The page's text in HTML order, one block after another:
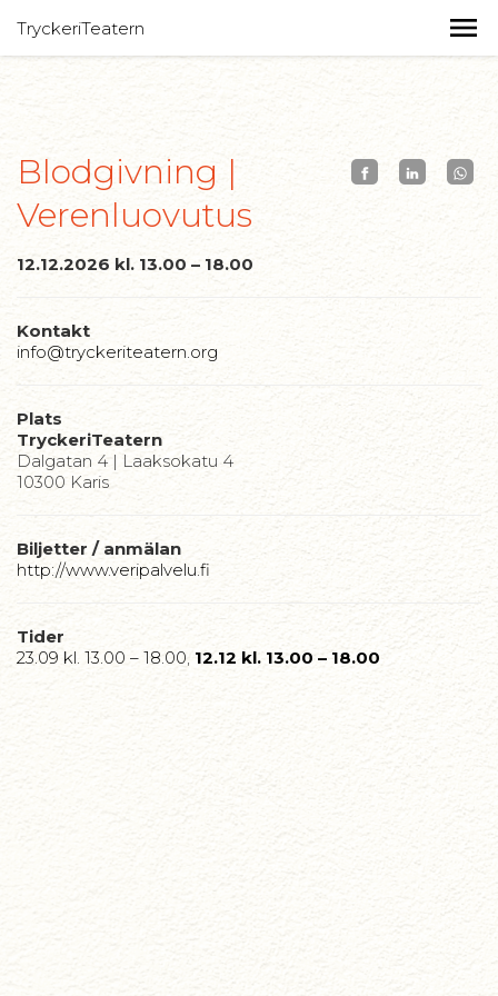
TryckeriTeatern
Blodgivning |
Verenluovutus
12.12.2026 kl. 13.00 – 18.00
Kontakt
info@tryckeriteatern.org
Plats
TryckeriTeatern
Dalgatan 4 | Laaksokatu 4
10300 Karis
Biljetter / anmälan
http://www.veripalvelu.fi
Tider
23.09 kl. 13.00 – 18.00, 12.12 kl. 13.00 – 18.00